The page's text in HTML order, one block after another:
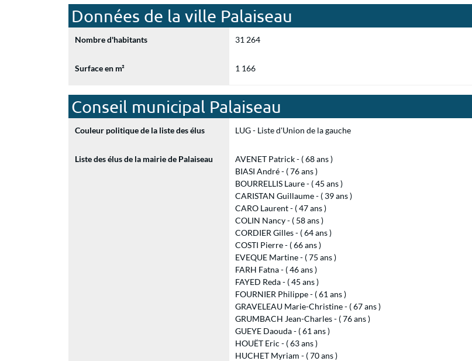
Données de la ville Palaiseau
Nombre d'habitants 31 264
Surface en m² 1 166
Conseil municipal Palaiseau
Couleur politique de la liste des élus LUG - Liste d'Union de la gauche
Liste des élus de la mairie de Palaiseau
AVENET Patrick - ( 68 ans )
BIASI André - ( 76 ans )
BOURRELLIS Laure - ( 45 ans )
CARISTAN Guillaume - ( 39 ans )
CARO Laurent - ( 47 ans )
COLIN Nancy - ( 58 ans )
CORDIER Gilles - ( 64 ans )
COSTI Pierre - ( 66 ans )
EVEQUE Martine - ( 75 ans )
FARH Fatna - ( 46 ans )
FAYED Reda - ( 45 ans )
FOURNIER Philippe - ( 61 ans )
GRAVELEAU Marie-Christine - ( 67 ans )
GRUMBACH Jean-Charles - ( 76 ans )
GUEYE Daouda - ( 61 ans )
HOUËT Eric - ( 63 ans )
HUCHET Myriam - ( 70 ans )